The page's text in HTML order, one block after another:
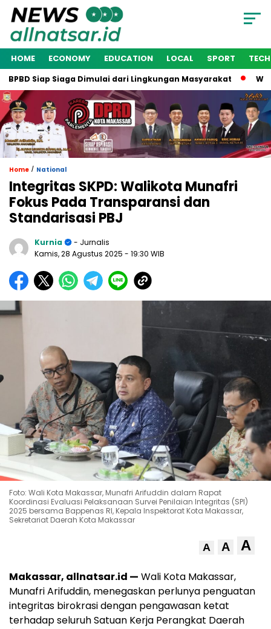
HOME ECONOMY EDUCATION LOCAL SPORT
Siap Siaga Dimulai dari Lingkungan Masyarakat Wakil
Home / National
Integritas SKPD: Walikota Munafri
Fokus Pada Transparansi dan
Standarisasi PBJ
Kurnia
- Jurnalis
Kamis, 28 Agustus 2025 - 19:30 WIB
Foto: Wali Kota Makassar, Munafri Arifuddin dalam Rapat
Koordinasi Evaluasi Pelaksanaan Survei Penilaian Integritas (SPI)
2025 bersama Bappenas RI, Kepala Inspektorat Kota Makassar,
Sekretariat Daerah Kota Makassar
A A A
Makassar, allnatsar.id — Wali Kota Makassar,
Munafri Arifuddin, menegaskan perlunya penguatan
integritas birokrasi dengan pengawasan ketat
terhadap seluruh Satuan Kerja Perangkat Daerah